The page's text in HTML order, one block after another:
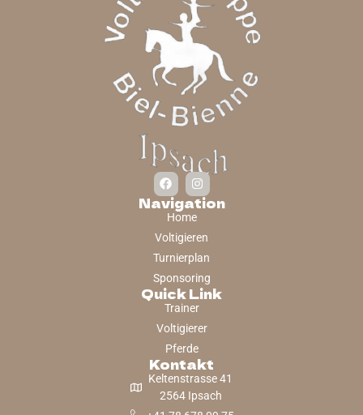
Navigation
Home
Voltigieren
Turnierplan
Sponsoring
Quick Link
Trainer
Voltigierer
Pferde
Kontakt
Keltenstrasse 41
2564 Ipsach